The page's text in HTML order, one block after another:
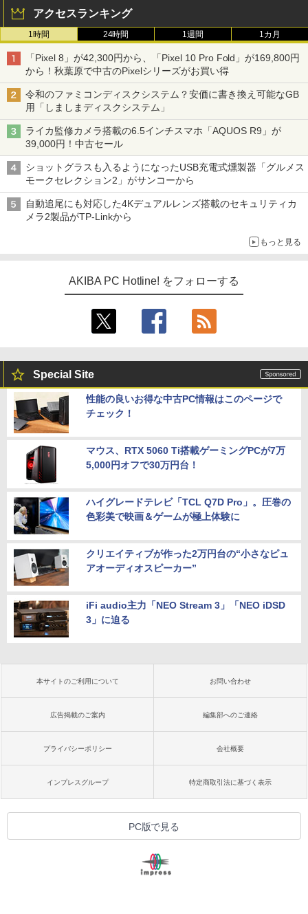
アクセスランキング
1時間 24時間 1週間 1カ月
「Pixel 8」が42,300円から、「Pixel 10 Pro Fold」が169,800円
から！秋葉原で中古のPixelシリーズがお買い得
令和のファミコンディスクシステム？安価に書き換え可能なGB
用「しましまディスクシステム」
ライカ監修カメラ搭載の6.5インチスマホ「AQUOS R9」が
39,000円！中古セール
ショットグラスも入るようになったUSB充電式燻製器「グルメス
モークセレクション2」がサンコーから
自動追尾にも対応した4Kデュアルレンズ搭載のセキュリティカ
メラ2製品がTP-Linkから
もっと見る
AKIBA PC Hotline! をフォローする
Special Site
性能の良いお得な中古PC情報はこのページで
チェック！
マウス、RTX 5060 Ti搭載ゲーミングPCが7万
5,000円オフで30万円台！
ハイグレードテレビ「TCL Q7D Pro」。圧巻の
色彩美で映画＆ゲームが極上体験に
クリエイティブが作った2万円台の“小さなピュ
アオーディオスピーカー”
iFi audio主力「NEO Stream 3」「NEO iDSD
3」に迫る
本サイトのご利用について お問い合わせ
広告掲載のご案内 編集部へのご連絡
プライバシーポリシー 会社概要
インプレスグループ 特定商取引法に基づく表示
PC版で見る